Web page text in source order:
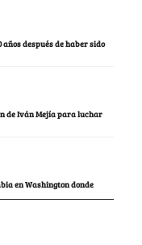
después de haber sido
de Iván Mejía para luchar
en Washington donde